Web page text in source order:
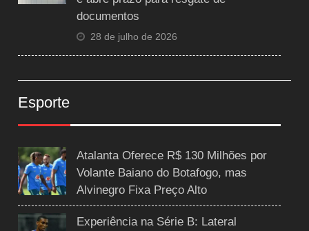
documentos
28 de julho de 2026
Esporte
Atalanta Oferece R$ 130 Milhões por
Volante Baiano do Botafogo, mas
Alvinegro Fixa Preço Alto
Experiência na Série B: Lateral